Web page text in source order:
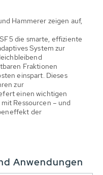
Hammerer zeigen auf,
die smarte, effiziente
System zur
Fraktionen
einspart. Dieses
zur
einen wichtigen
Ressourcen – und
der
Anwendungen